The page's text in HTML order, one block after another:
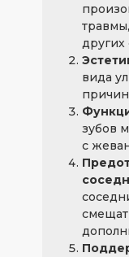
+ 7 (923)
других
вида
зубов
с